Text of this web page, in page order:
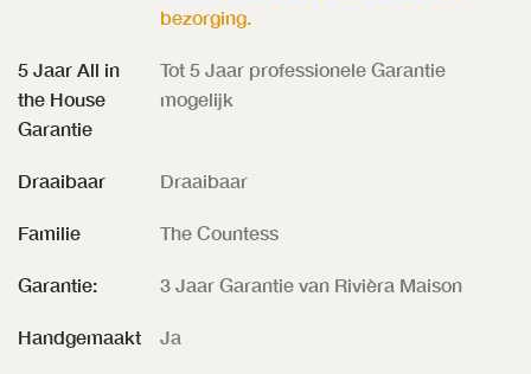
bezorging.
5 Jaar All in
the House
Garantie
Tot 5 Jaar professionele Garantie
mogelijk
Draaibaar Draaibaar
Familie The Countess
Garantie: 3 Jaar Garantie van Rivièra Maison
Handgemaakt Ja